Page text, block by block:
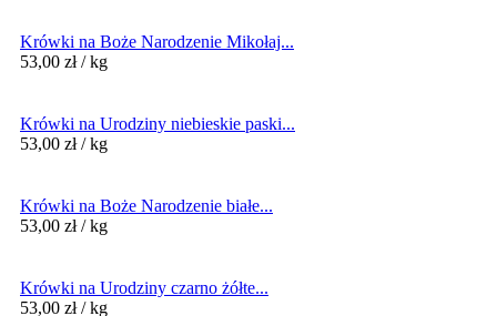
Krówki na Boże Narodzenie Mikołaj...
53,00 zł / kg
Krówki na Urodziny niebieskie paski...
53,00 zł / kg
Krówki na Boże Narodzenie białe...
53,00 zł / kg
Krówki na Urodziny czarno żółte...
53,00 zł / kg